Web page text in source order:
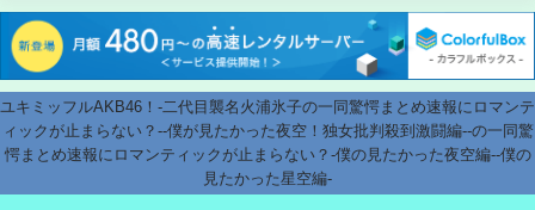
ユキミッフルAKB46！-二代目襲名火浦氷子の一同驚愕まとめ速報にロマンテ
ィックが止まらない？--僕が見たかった夜空！独女批判殺到激闘編--の一同驚
愕まとめ速報にロマンティックが止まらない？-僕の見たかった夜空編--僕の
見たかった星空編-